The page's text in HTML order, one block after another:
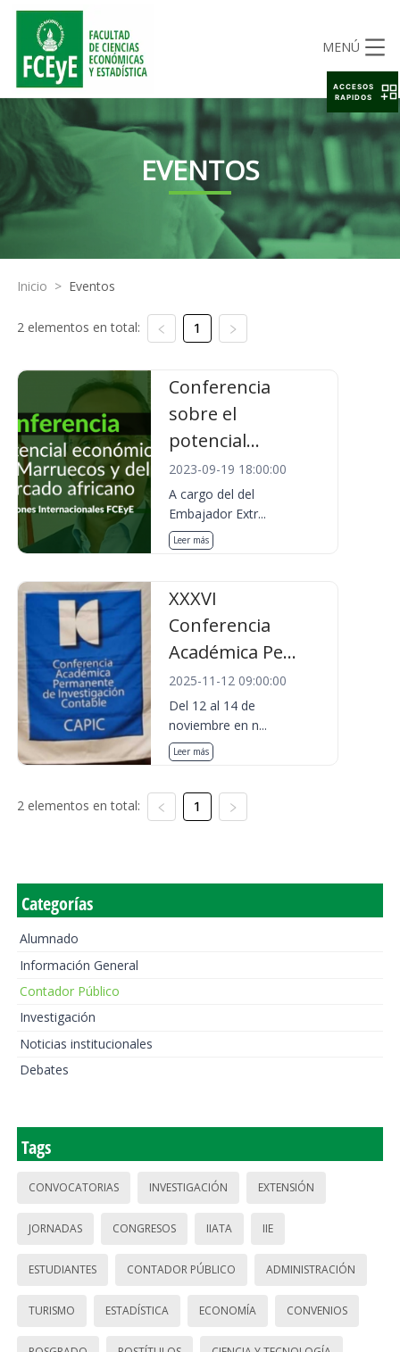
MENÚ
EVENTOS
Inicio > Eventos
2 elementos en total: 1
Conferencia
sobre el
potencial...
2023-09-19 18:00:00
A cargo del del
Embajador Extr...
Leer más
XXXVI
Conferencia
Académica Pe...
2025-11-12 09:00:00
Del 12 al 14 de
noviembre en n...
Leer más
2 elementos en total: 1
Categorías
Alumnado
Información General
Contador Público
Investigación
Noticias institucionales
Debates
Tags
CONVOCATORIAS INVESTIGACIÓN EXTENSIÓN
JORNADAS CONGRESOS IIATA IIE
ESTUDIANTES CONTADOR PÚBLICO ADMINISTRACIÓN
TURISMO ESTADÍSTICA ECONOMÍA CONVENIOS
ACCESOS
RAPIDOS